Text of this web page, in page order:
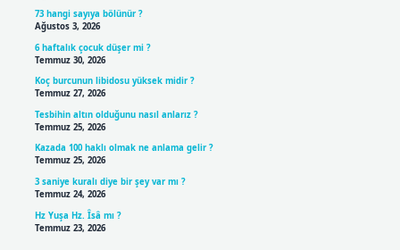
73 hangi sayıya bölünür ?
Ağustos 3, 2026
6 haftalık çocuk düşer mi ?
Temmuz 30, 2026
Koç burcunun libidosu yüksek midir ?
Temmuz 27, 2026
Tesbihin altın olduğunu nasıl anlarız ?
Temmuz 25, 2026
Kazada 100 haklı olmak ne anlama gelir ?
Temmuz 25, 2026
3 saniye kuralı diye bir şey var mı ?
Temmuz 24, 2026
Hz Yuşa Hz. Îsâ mı ?
Temmuz 23, 2026